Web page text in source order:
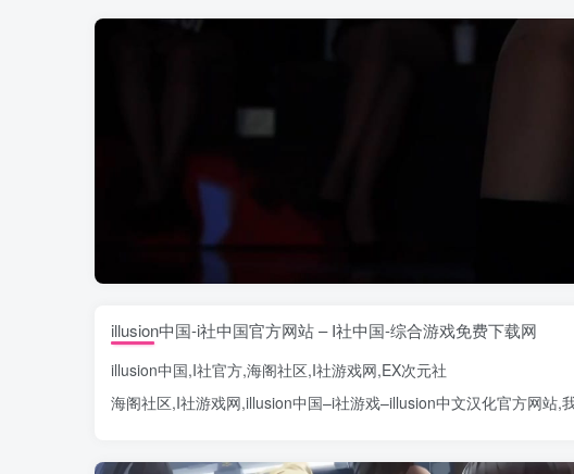
illusion中国-i社中国官方网站 – I社中国-综合游戏免费下载网
illusion中国,I社官方,海阁社区,I社游戏网,EX次元社
海阁社区,I社游戏网,illusion中国–i社游戏–illusion中文汉化官方网站,